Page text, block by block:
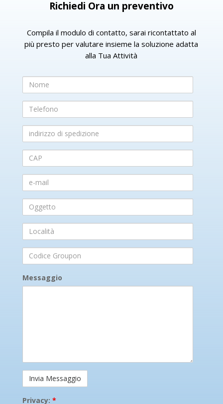
Richiedi Ora un preventivo
Compila il modulo di contatto, sarai ricontattato al
più presto per valutare insieme la soluzione adatta
alla Tua Attività
Nome
Telefono
indirizzo
di
spedizione
CAP
mail
Oggetto
Località
Codice
Groupon
Messaggio
Privacy: *